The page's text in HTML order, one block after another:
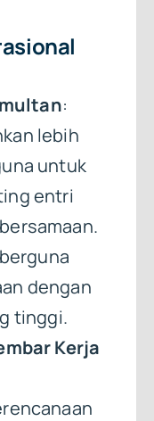
:
lebih
untuk
entri
dengan
tinggi.
Kerja